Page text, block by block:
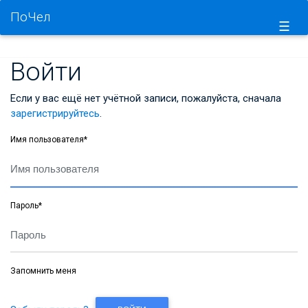
☰
ПоЧел
Войти
Если у вас ещё нет учётной записи, пожалуйста, сначала
зарегистрируйтесь.
Имя пользователя*
Пароль*
Запомнить меня